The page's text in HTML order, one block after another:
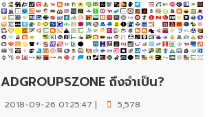
ถึงจำเป็น?
2018-09-26 01:25:47 | 5,578